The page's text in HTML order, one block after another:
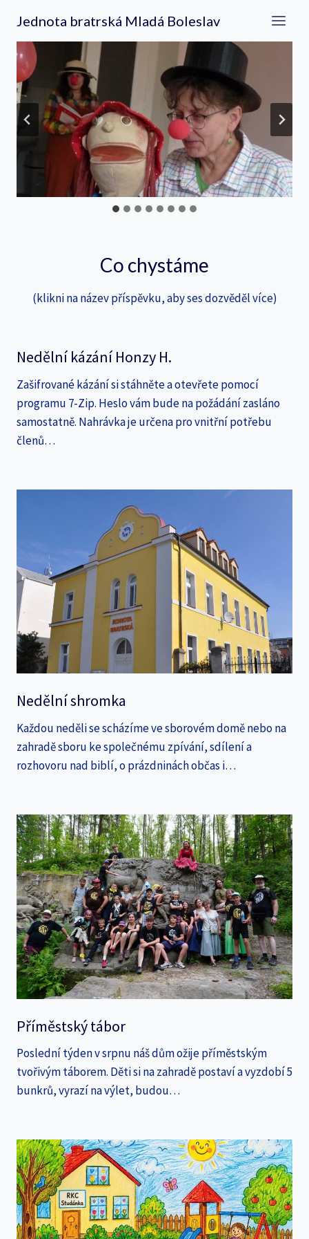
obsah
Jednota bratrská Mladá Boleslav
Co chystáme
(klikni na název příspěvku, aby ses dozvěděl více)
Nedělní kázání Honzy H.
Zašifrované kázání si stáhněte a otevřete pomocí
programu 7-Zip. Heslo vám bude na požádání zasláno
samostatně. Nahrávka je určena pro vnitřní potřebu
členů…
Nedělní shromka
Každou neděli se scházíme ve sborovém domě nebo na
zahradě sboru ke společnému zpívání, sdílení a
rozhovoru nad biblí, o prázdninách občas i…
Příměstský tábor
Poslední týden v srpnu náš dům ožije příměstským
tvořivým táborem. Děti si na zahradě postaví a vyzdobí 5
bunkrů, vyrazí na výlet, budou…